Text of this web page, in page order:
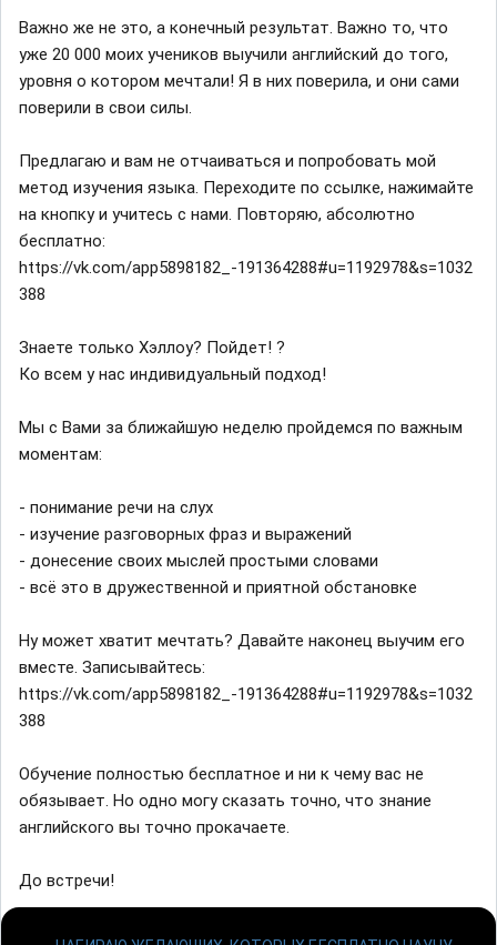
Важно же не это, а конечный результат. Важно то, что
уже 20 000 моих учеников выучили английский до того,
уровня о котором мечтали! Я в них поверила, и они сами
поверили в свои силы.
Предлагаю и вам не отчаиваться и попробовать мой
метод изучения языка. Переходите по ссылке, нажимайте
на кнопку и учитесь с нами. Повторяю, абсолютно
бесплатно:
https://vk.com/app5898182_-191364288#u=1192978&s=1032
388
Знаете только Хэллоу? Пойдет! ?
Ко всем у нас индивидуальный подход!
Мы с Вами за ближайшую неделю пройдемся по важным
моментам:
- понимание речи на слух
- изучение разговорных фраз и выражений
- донесение своих мыслей простыми словами
- всё это в дружественной и приятной обстановке
Ну может хватит мечтать? Давайте наконец выучим его
вместе. Записывайтесь:
https://vk.com/app5898182_-191364288#u=1192978&s=1032
388
Обучение полностью бесплатное и ни к чему вас не
обязывает. Но одно могу сказать точно, что знание
английского вы точно прокачаете.
До встречи!